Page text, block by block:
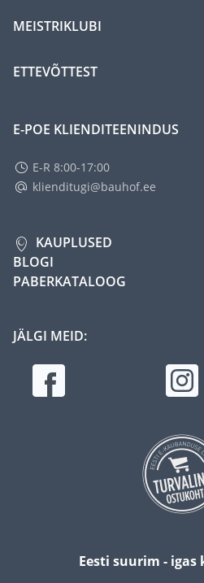
MEISTRIKLUBI
ETTEVÕTTEST
E-POE KLIENDITEENINDUS
E-R 8:00-17:00
klienditugi@bauhof.ee
KAUPLUSED
BLOGI
PABERKATALOOG
JÄLGI MEID:
Eesti suurim - igas